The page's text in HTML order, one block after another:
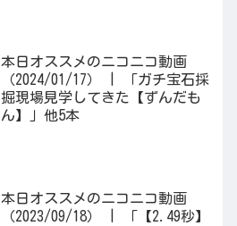
本日オススメのニコニコ動画
（2024/01/17） | 「ガチ宝石採
掘現場見学してきた【ずんだも
ん】」他5本
本日オススメのニコニコ動画
（2023/09/18） | 「【2.49秒】